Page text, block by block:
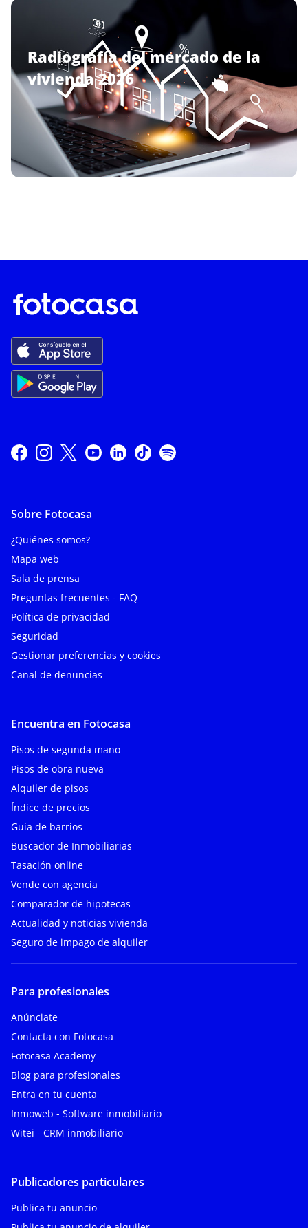
Radiografía del mercado de la
vivienda 2026
Sobre Fotocasa
¿Quiénes somos?
Mapa web
Sala de prensa
Preguntas frecuentes - FAQ
Política de privacidad
Seguridad
Gestionar preferencias y cookies
Canal de denuncias
Encuentra en Fotocasa
Pisos de segunda mano
Pisos de obra nueva
Alquiler de pisos
Índice de precios
Guía de barrios
Buscador de Inmobiliarias
Tasación online
Vende con agencia
Comparador de hipotecas
Actualidad y noticias vivienda
Seguro de impago de alquiler
Para profesionales
Anúnciate
Contacta con Fotocasa
Fotocasa Academy
Blog para profesionales
Entra en tu cuenta
Inmoweb - Software inmobiliario
Witei - CRM inmobiliario
Publicadores particulares
Publica tu anuncio